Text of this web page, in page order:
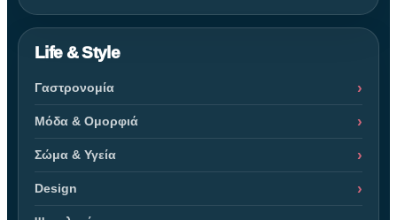
Life & Style
Γαστρονομία
Μόδα & Ομορφιά
Σώμα & Υγεία
Design